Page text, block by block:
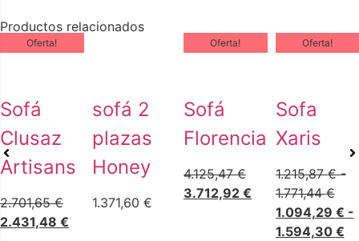
Productos relacionados
Oferta!
Sofá
Clusaz
Artisans
2.701,65€
2.431,48 €
sofá 2
plazas
Honey
1.371,60 €
Oferta!
Sofá
Florencia
4.125,47€
3.712,92 €
Oferta!
Sofa
Xaris
1.215,87€ -
1.771,44€
1.094,29 € -
1.594,30 €